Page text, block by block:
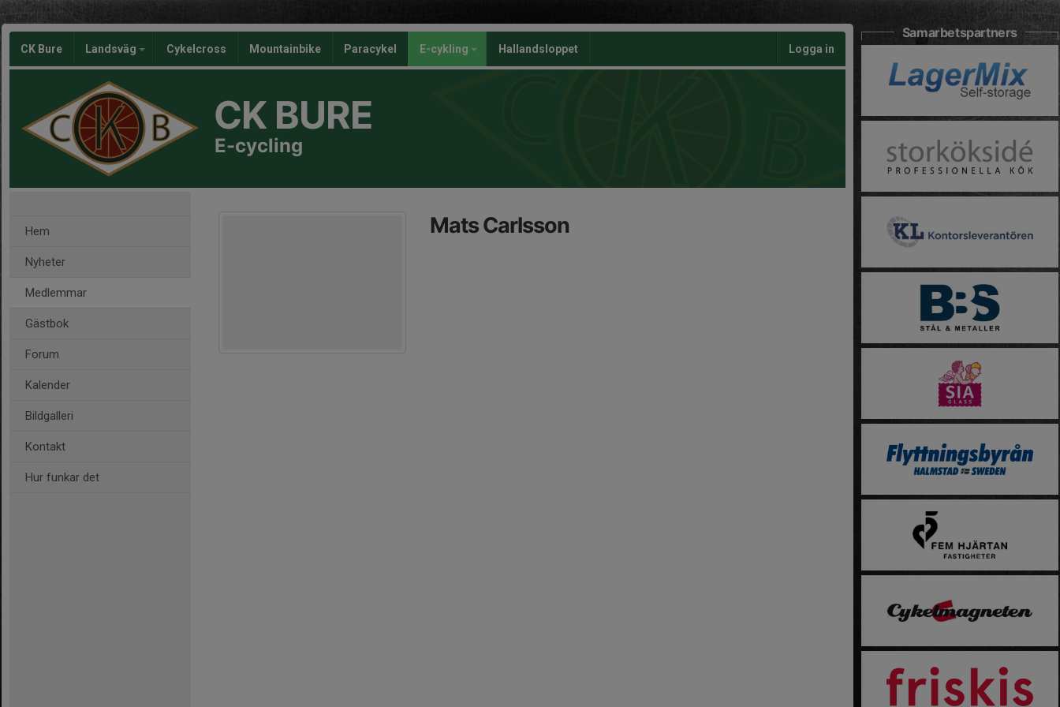
CK Bure Landsväg Cykelcross Mountainbike Paracykel E-cykling Hallandsloppet Logga in
CK BURE
E-cycling
Hem
Nyheter
Medlemmar
Gästbok
Forum
Kalender
Bildgalleri
Kontakt
Hur funkar det
Mats Carlsson
Samarbetspartners